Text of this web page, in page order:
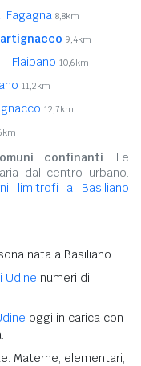
Fagagna 8,8km
9,4km
Flaibano 10,6km
11,2km
12,7km
confinanti. Le
dal centro urbano.
limitrofi a Basiliano
nata a Basiliano.
Udine numeri di
oggi in carica con
Materne, elementari,